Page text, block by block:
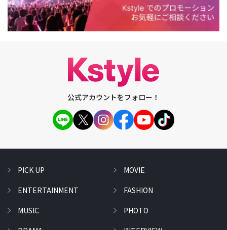
公式アカウントをフォロー！
PICK UP
ENTERTAINMENT
MUSIC
MOVIE
FASHION
PHOTO